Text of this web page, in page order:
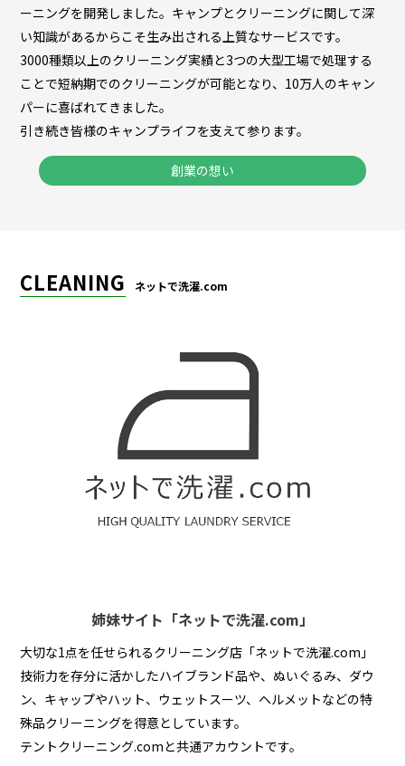
ーニングを開発しました。キャンプとクリーニングに関して深
い知識があるからこそ生み出される上質なサービスです。
3000種類以上のクリーニング実績と3つの大型工場で処理する
ことで短納期でのクリーニングが可能となり、10万人のキャン
パーに喜ばれてきました。
引き続き皆様のキャンプライフを支えて参ります。
創業の想い
CLEANING ネットで洗濯.com
姉妹サイト「ネットで洗濯.com」
大切な1点を任せられるクリーニング店「ネットで洗濯.com」
技術力を存分に活かしたハイブランド品や、ぬいぐるみ、ダウ
ン、キャップやハット、ウェットスーツ、ヘルメットなどの特
殊品クリーニングを得意としています。
テントクリーニング.comと共通アカウントです。